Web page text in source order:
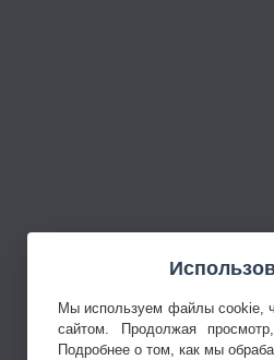
Мы используем файлы cookie,
сайтом. Продолжая
Подробнее о том, как мы